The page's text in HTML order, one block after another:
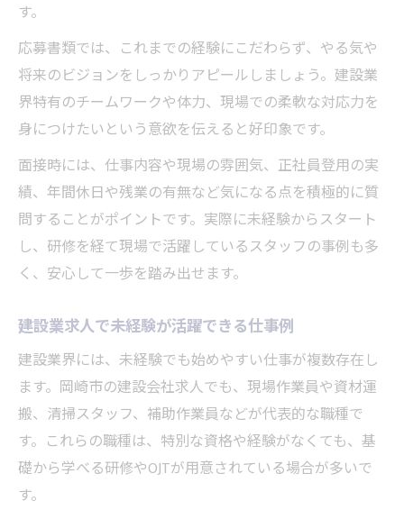
す。
応募書類では、これまでの経験にこだわらず、やる気や
将来のビジョンをしっかりアピールしましょう。建設業
界特有のチームワークや体力、現場での柔軟な対応力を
身につけたいという意欲を伝えると好印象です。
面接時には、仕事内容や現場の雰囲気、正社員登用の実
績、年間休日や残業の有無など気になる点を積極的に質
問することがポイントです。実際に未経験からスタート
し、研修を経て現場で活躍しているスタッフの事例も多
く、安心して一歩を踏み出せます。
建設業求人で未経験が活躍できる仕事例
建設業界には、未経験でも始めやすい仕事が複数存在し
ます。岡崎市の建設会社求人でも、現場作業員や資材運
搬、清掃スタッフ、補助作業員などが代表的な職種で
す。これらの職種は、特別な資格や経験がなくても、基
礎から学べる研修やOJTが用意されている場合が多いで
す。